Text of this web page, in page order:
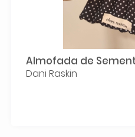
Almofada de
Dani Raskin